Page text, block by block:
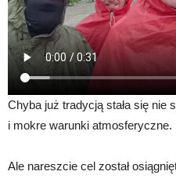
Chyba już tradycją stała się nie
i mokre warunki atmosferyczne.
Ale nareszcie cel został